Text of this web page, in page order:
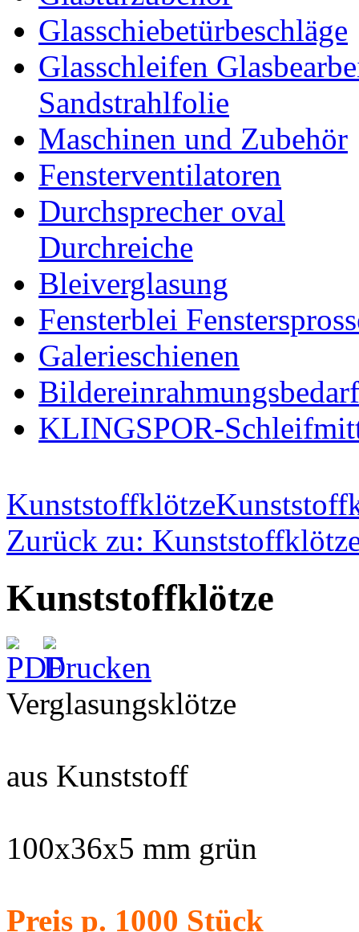
Glasschiebetürbeschläge
Glasschleifen
Sandstrahlfolie
Maschinen und Zubehör
Fensterventilatoren
Durchsprecher oval
Durchreiche
Bleiverglasung
Fensterblei
Galerieschienen
Bildereinrahmungsbedarf
KLINGSPOR-
Kunststoffklötze
Zurück zu:
Kunststoffklötze
Verglasungsklötze
aus Kunststoff
100x36x5 mm grün
Preis p. 1000 Stück